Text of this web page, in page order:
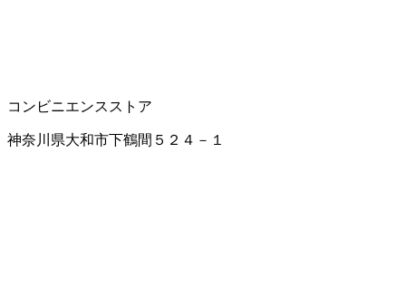
コンビニエンスストア
神奈川県大和市下鶴間５２４－１